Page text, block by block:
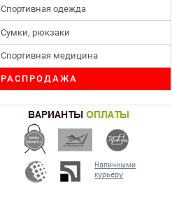
Спортивная одежда
Сумки, рюкзаки
Спортивная медицина
РАСПРОДАЖА